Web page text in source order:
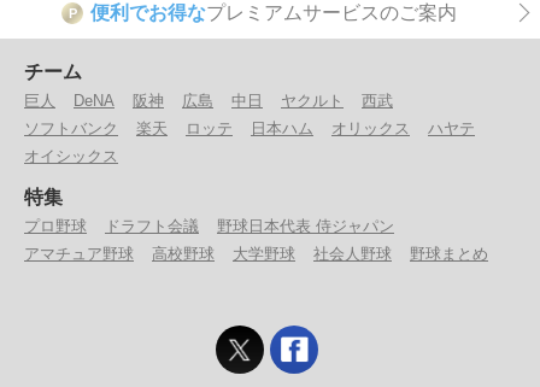
P 便利でお得なプレミアムサービスのご案内
チーム
巨人 DeNA 阪神 広島 中日 ヤクルト
西武
ソフトバンク
楽天 ロッテ 日本ハム オリックス
ハヤテ
オイシックス
特集
プロ野球 ドラフト会議
野球日本代表 侍ジャパン
アマチュア野球
高校野球 大学野球 社会人野球 野球まとめ